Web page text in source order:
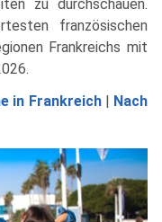
zu durchschauen.
französischen
Frankreichs mit
in Frankreich| Nach